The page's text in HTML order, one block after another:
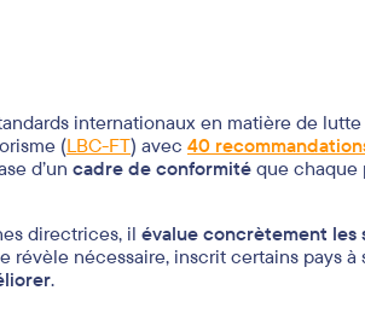
internationaux en matière de
(LBC-FT) avec 40
d’un cadre de conformité que chaque
directrices, il évalue concrètement les
révèle nécessaire, inscrit certains pays à
.